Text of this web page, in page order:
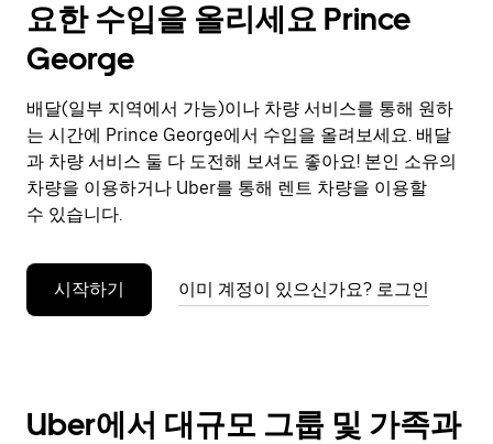
더
를
닫
려
면
Esc
키
를
누
세
요한 수입을 올리세요 Prince
George
배달(일부 지역에서 가능)이나 차량 서비스를 통해 원하
는 시간에 Prince George에서 수입을 올려보세요. 배달
과 차량 서비스 둘 다 도전해 보셔도 좋아요! 본인 소유의
차량을 이용하거나 Uber를 통해 렌트 차량을 이용할
수 있습니다.
시작하기 이미 계정이 있으신가요? 로그인
Uber에서 대규모 그룹 및 가족과